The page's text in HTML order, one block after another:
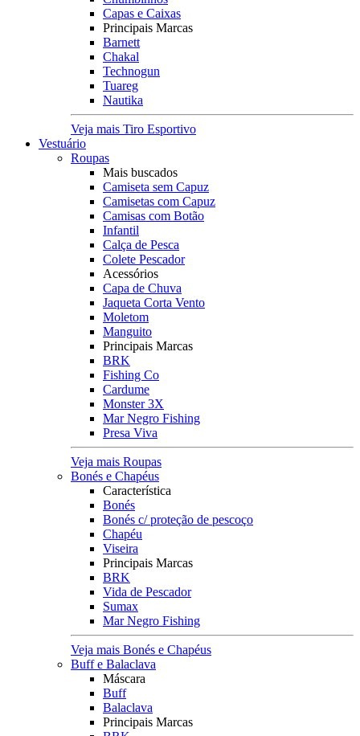
Capas e Caixas
Principais Marcas
Barnett
Chakal
Technogun
Tuareg
Nautika
Veja mais Tiro Esportivo
Vestuário
Roupas
Mais buscados
Camiseta sem Capuz
Camisetas com Capuz
Camisas com Botão
Infantil
Calça de Pesca
Colete Pescador
Acessórios
Capa de Chuva
Jaqueta Corta Vento
Moletom
Manguito
Principais Marcas
BRK
Fishing Co
Cardume
Monster 3X
Mar Negro Fishing
Presa Viva
Veja mais Roupas
Bonés e Chapéus
Característica
Bonés
Bonés c/ proteção de pescoço
Chapéu
Viseira
Principais Marcas
BRK
Vida de Pescador
Sumax
Mar Negro Fishing
Veja mais Bonés e Chapéus
Buff e Balaclava
Máscara
Buff
Balaclava
Principais Marcas